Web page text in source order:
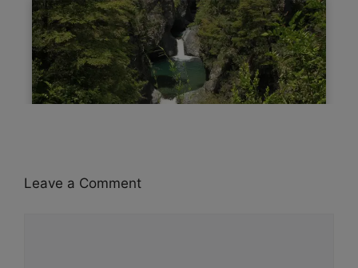
Leave a Comment